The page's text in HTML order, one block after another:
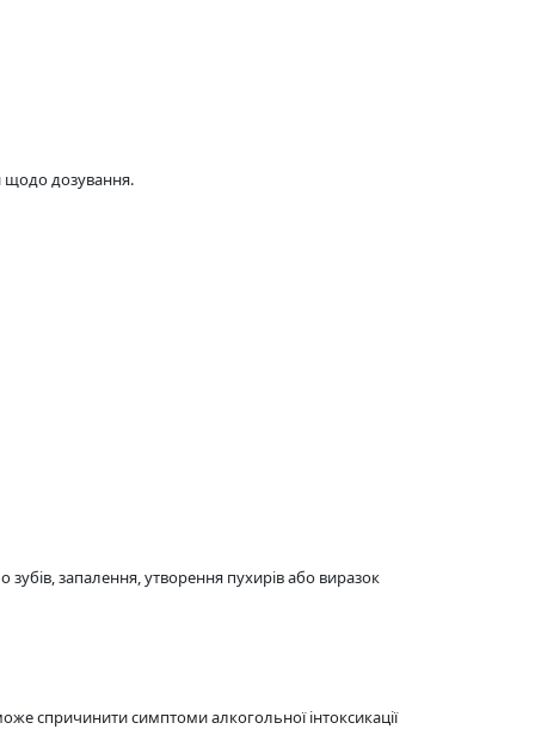
щодо дозування.
зубів, запалення, утворення пухирів або виразок
спричинити симптоми алкогольної інтоксикації